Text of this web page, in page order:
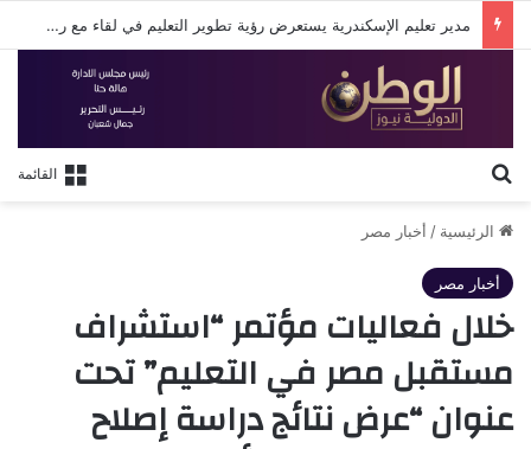
مدير تعليم الإسكندرية يستعرض رؤية تطوير التعليم في لقاء مع روتاري الإسكندرية
القائمة
الرئيسية / أخبار مصر
أخبار مصر
خلال فعاليات مؤتمر “استشراف
مستقبل مصر في التعليم” تحت
عنوان “عرض نتائج دراسة إصلاح